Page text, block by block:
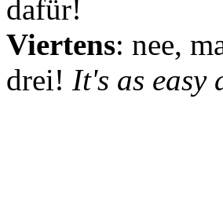
dafür!
Viertens: nee,
drei! It's as easy